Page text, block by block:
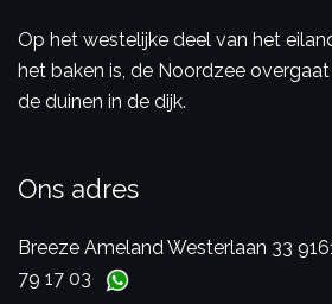
Op het westelijke deel van het
het baken is, de Noordzee
de duinen in de dijk.
Ons adres
Breeze AmelandWesterlaan 33
79 17 03